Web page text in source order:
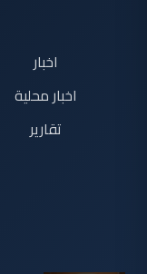
اخبار
اخبار محلية
تقارير